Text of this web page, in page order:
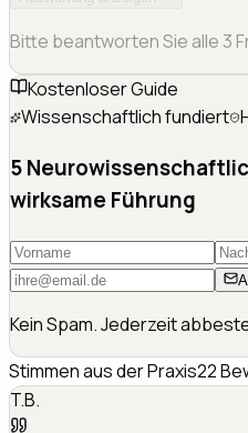
Bitte beantworten Sie alle 3
Kostenloser Guide
Wissenschaftlich fundiert
5
wirksame Führung
Kein Spam. Jederzeit
Stimmen aus der Praxis22
T.B.